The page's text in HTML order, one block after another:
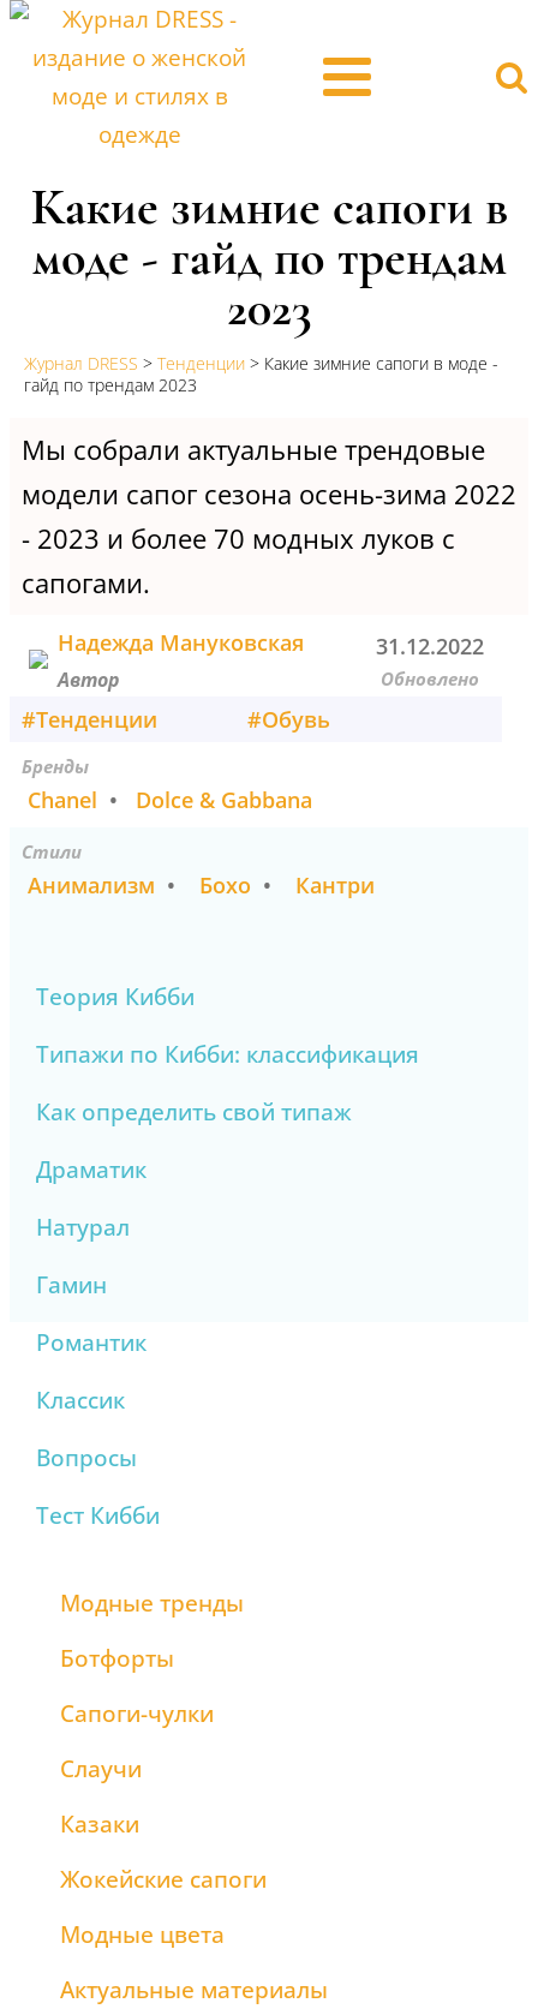
Какие зимние сапоги в
моде - гайд по трендам
2023
Журнал DRESS > Тенденции > Какие зимние сапоги в моде -
гайд по трендам 2023
Мы собрали актуальные трендовые
модели сапог сезона осень-зима 2022
- 2023 и более 70 модных луков с
сапогами.
Надежда Мануковская
Автор
31.12.2022
Обновлено
#Тенденции #Обувь
Бренды
Chanel • Dolce & Gabbana
Стили
Анимализм • Бохо • Кантри
Теория Кибби
Типажи по Кибби: классификация
Как определить свой типаж
Драматик
Натурал
Гамин
Романтик
Классик
Вопросы
Тест Кибби
Модные тренды
Ботфорты
Сапоги-чулки
Слаучи
Казаки
Жокейские сапоги
Модные цвета
Актуальные материалы